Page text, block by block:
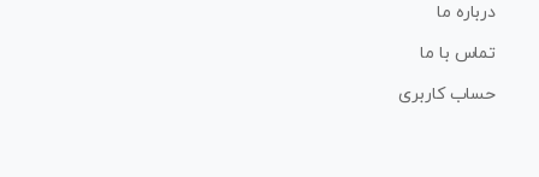
درباره ما
تماس با ما
حساب کاربری